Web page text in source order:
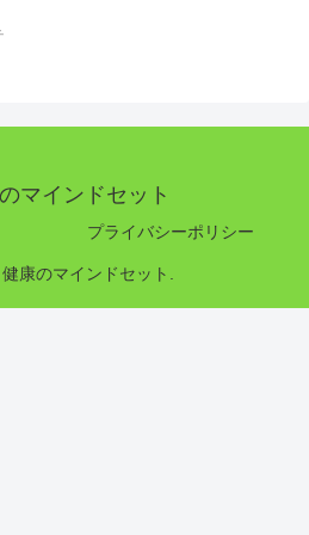
マインドセット
プライバシーポリシー
康のマインドセット.